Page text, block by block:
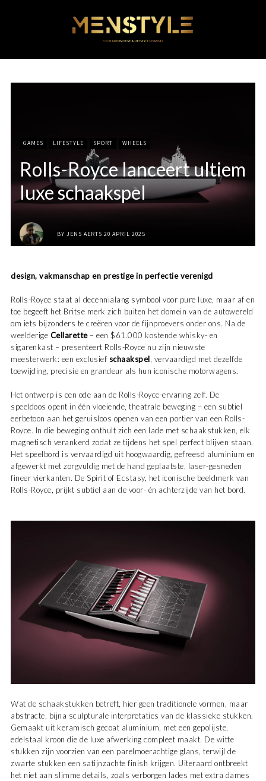
GAMES LIFESTYLE SPORT WHEELS
Rolls-Royce lanceert ultiem
luxe schaakspel
BY JENS AERTS 20 APRIL 2025
design, vakmanschap en prestige in perfectie verenigd
Rolls-Royce staat al decennialang symbool voor pure luxe, maar af en
toe begeeft het Britse merk zich buiten het domein van de autowereld
om iets bijzonders te creëren voor de fijnproevers onder ons. Na de
weelderige Cellarette– een $61.000 kostende whisky- en
sigarenkast – presenteert Rolls-Royce nu zijn nieuwste
meesterwerk: een exclusief schaakspel , vervaardigd met dezelfde
toewijding, precisie en grandeur als hun iconische motorwagens.
Het ontwerp is een ode aan de Rolls-Royce-ervaring zelf. De
speeldoos opent in één vloeiende, theatrale beweging – een subtiel
eerbetoon aan het geruisloos openen van een portier van een Rolls-
Royce. In die beweging onthult zich een lade met schaakstukken, elk
magnetisch verankerd zodat ze tijdens het spel perfect blijven staan.
Het speelbord is vervaardigd uit hoogwaardig, gefreesd aluminium en
afgewerkt met zorgvuldig met de hand geplaatste, laser-gesneden
fineer vierkanten. De Spirit of Ecstasy, het iconische beeldmerk van
Rolls-Royce, prijkt subtiel aan de voor- én achterzijde van het bord.
Wat de schaakstukken betreft, hier geen traditionele vormen, maar
abstracte, bijna sculpturale interpretaties van de klassieke stukken.
Gemaakt uit keramisch gecoat aluminium, met een gepolijste,
edelstaal kroon die de luxe afwerking compleet maakt. De witte
stukken zijn voorzien van een parelmoerachtige glans, terwijl de
zwarte stukken een satijnzachte finish krijgen. Uiteraard ontbreekt
het niet aan slimme details, zoals verborgen lades met extra dames